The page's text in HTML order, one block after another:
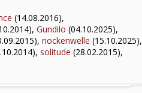
(14.08.2016),
Gundilo (04.10.2025),
nockenwelle (15.10.2025),
solitude (28.02.2015),